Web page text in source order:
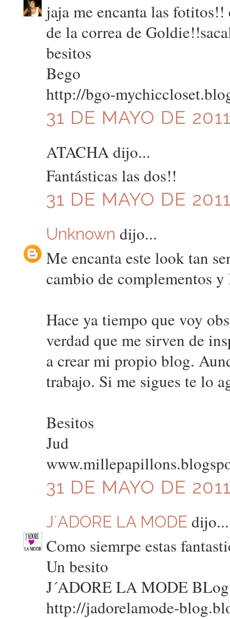
jaja me encanta las
de la correa de
besitos
Bego
http://bgo-
31 DE MAYO DE
ATACHA dijo...
Fantásticas las dos!!
31 DE MAYO DE
Unknown dijo...
Me encanta este look tan
cambio de complementos
Hace ya tiempo que voy
verdad que me sirven de
a crear mi propio blog.
trabajo. Si me sigues te lo
Besitos
Jud
31 DE MAYO DE
J´ADORE LA MODE dijo...
Como siemrpe estas
Un besito
J´ADORE LA MODE BLog
http://jadorelamode-